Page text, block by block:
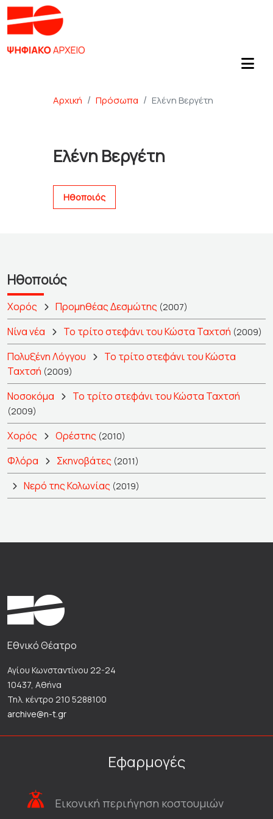
Αρχική Πρόσωπα Ελένη Βεργέτη
Ελένη Βεργέτη
Ηθοποιός
Ηθοποιός
Χορός Προμηθέας Δεσμώτης (2007)
Νίνα νέα Το τρίτο στεφάνι του Κώστα Ταχτσή (2009)
Πολυξένη Λόγγου
Το τρίτο στεφάνι του Κώστα
Ταχτσή (2009)
Νοσοκόμα Το τρίτο στεφάνι του Κώστα Ταχτσή
(2009)
Χορός Ορέστης (2010)
Φλόρα Σκηνοβάτες (2011)
Νερό της Κολωνίας (2019)
Εθνικό Θέατρο
Αγίου Κωνσταντίνου 22-24
10437, Αθήνα
Τηλ. κέντρο 210 5288100
archive@n-t.gr
Εφαρμογές
Εικονική περιήγηση κοστουμιών